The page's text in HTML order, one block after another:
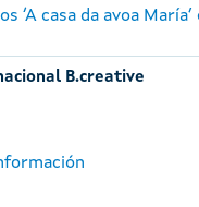
‘A casa da avoa
B.creative